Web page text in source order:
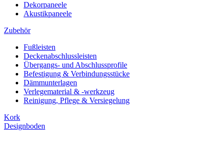
Dekorpaneele
Akustikpaneele
Zubehör
Fußleisten
Deckenabschlussleisten
Übergangs- und Abschlussprofile
Befestigung & Verbindungsstücke
Dämmunterlagen
Verlegematerial & -werkzeug
Reinigung, Pflege & Versiegelung
Kork
Designboden